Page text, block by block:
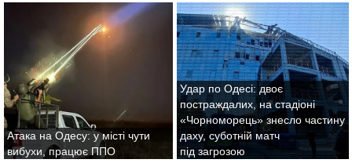
Атака на Одесу: у місті чути
вибухи, працює ППО
Удар по Одесі: двоє
постраждалих, на стадіоні
«Чорноморець» знесло частину
даху, суботній матч
під загрозою